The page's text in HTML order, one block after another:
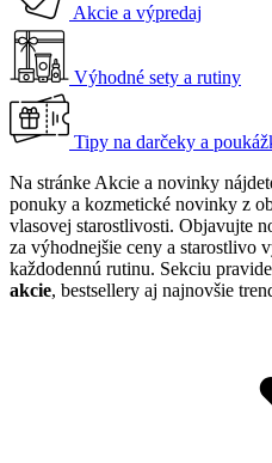
Akcie a výpredaj
Výhodné sety a rutiny
Tipy na darčeky a
Na stránke Akcie a novinky
ponuky a kozmetické novinky z
vlasovej starostlivosti. Objavujte
za výhodnejšie ceny a starostlivo
každodennú rutinu. Sekciu
akcie, bestsellery aj najnovšie